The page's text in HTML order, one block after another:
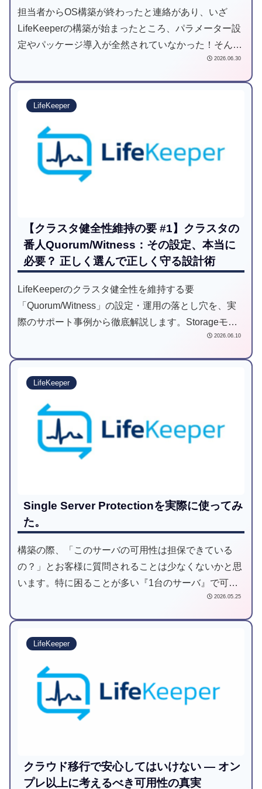
担当者からOS構築が終わったと連絡があり、いざ
LifeKeeperの構築が始まったところ、パラメーター設
定やパッケージ導入が全然されていなかった！そんな
ことで、構築作業の開始が1週間遅れるケースもあり
す。
2026.06.30
LifeKeeper
【クラスタ健全性維持の要 #1】クラスタの
番人Quorum/Witness：その設定、本当に
必要？ 正しく選んで正しく守る設計術
LifeKeeperのクラスタ健全性を維持する要
「Quorum/Witness」の設定・運用の落とし穴を、実
際のサポート事例から徹底解説します。Storageモー
ド（block/file/S3）ごとの構築時の注意点や、「ファ
動まで、現場で役立つ再発防止策とベストプラクティ
スを網羅。スプリットブレインを防ぐ「正しい番人」
の立て方を伝授します。
2026.06.10
LifeKeeper
Single Server Protectionを実際に使ってみ
た。
構築の際、「このサーバの可用性は担保できている
の？」とお客様に質問されることは少なくないかと思
います。特に困ることが多い『1台のサーバ』で可用
性を担保する場合に「Single Server Protection」が役
2026.05.25
LifeKeeper
クラウド移行で安心してはいけない — オン
プレ以上に考えるべき可用性の真実